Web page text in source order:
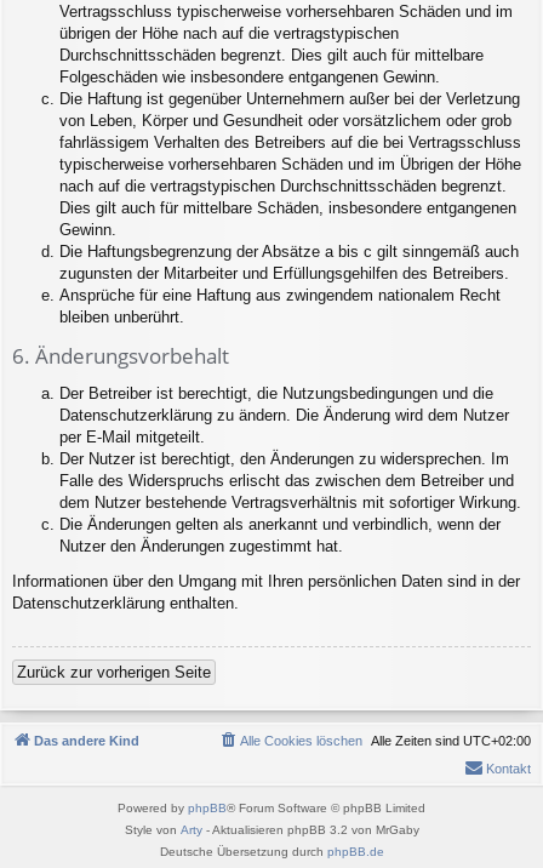
Vertragsschluss typischerweise vorhersehbaren Schäden und im
übrigen der Höhe nach auf die vertragstypischen
Durchschnittsschäden begrenzt. Dies gilt auch für mittelbare
Folgeschäden wie insbesondere entgangenen Gewinn.
Die Haftung ist gegenüber Unternehmern außer bei der Verletzung
von Leben, Körper und Gesundheit oder vorsätzlichem oder grob
fahrlässigem Verhalten des Betreibers auf die bei Vertragsschluss
typischerweise vorhersehbaren Schäden und im Übrigen der Höhe
nach auf die vertragstypischen Durchschnittsschäden begrenzt.
Dies gilt auch für mittelbare Schäden, insbesondere entgangenen
Gewinn.
Die Haftungsbegrenzung der Absätze a bis c gilt sinngemäß auch
zugunsten der Mitarbeiter und Erfüllungsgehilfen des Betreibers.
Ansprüche für eine Haftung aus zwingendem nationalem Recht
bleiben unberührt.
6. Änderungsvorbehalt
Der Betreiber ist berechtigt, die Nutzungsbedingungen und die
Datenschutzerklärung zu ändern. Die Änderung wird dem Nutzer
per E-Mail mitgeteilt.
Der Nutzer ist berechtigt, den Änderungen zu widersprechen. Im
Falle des Widerspruchs erlischt das zwischen dem Betreiber und
dem Nutzer bestehende Vertragsverhältnis mit sofortiger Wirkung.
Die Änderungen gelten als anerkannt und verbindlich, wenn der
Nutzer den Änderungen zugestimmt hat.
Informationen über den Umgang mit Ihren persönlichen Daten sind in der
Datenschutzerklärung enthalten.
Zurück zur vorherigen Seite
Das andere Kind Alle Zeiten sind UTC+02:00
Alle Cookies löschen
Kontakt
Powered by phpBB® Forum Software © phpBB Limited
Style von Arty- Aktualisieren phpBB 3.2 von MrGaby
Deutsche Übersetzung durch phpBB.de